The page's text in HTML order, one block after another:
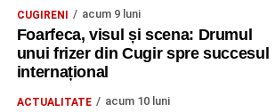
CUGIRENI acum 9 luni
Foarfeca, visul și scena: Drumul
unui frizer din Cugir spre succesul
internațional
ACTUALITATE acum 10 luni